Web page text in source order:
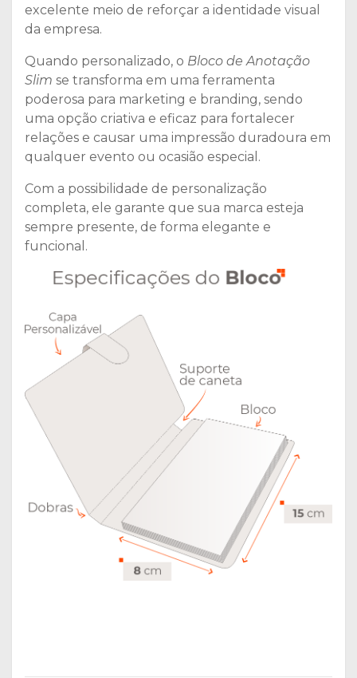
excelente meio de reforçar a identidade visual
da empresa.
Quando personalizado, o Bloco de Anotação
Slim se transforma em uma ferramenta
poderosa para marketing e branding, sendo
uma opção criativa e eficaz para fortalecer
relações e causar uma impressão duradoura em
qualquer evento ou ocasião especial.
Com a possibilidade de personalização
completa, ele garante que sua marca esteja
sempre presente, de forma elegante e
funcional.